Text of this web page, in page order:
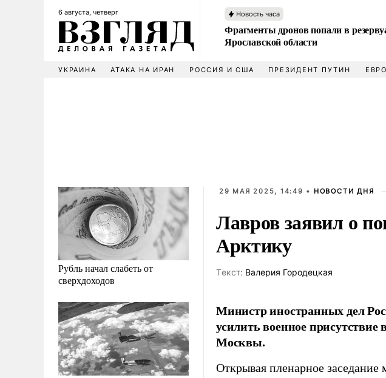
6 августа, четверг Новость часа
Фрагменты дронов попали в
Ярославской области
УКРАИНА АТАКА НА ИРАН РОССИЯ И США ПРЕЗИДЕНТ ПУТИН
Рубль начал слабеть от
сверхдоходов
29 МАЯ 2025, 14:49 • НОВОСТИ ДНЯ
Лавров заявил о
Арктику
Tекст: Валерия Городецкая
Министр иностранных дел
усилить военное
Москвы.
Открывая пленарное